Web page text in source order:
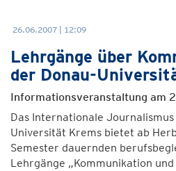
26.06.2007 | 12:09
Lehrgänge über
der Donau-
Informationsveranstaltung am
Das Internationale
Universität Krems bietet ab
Semester dauernden
Lehrgänge „Kommunikation